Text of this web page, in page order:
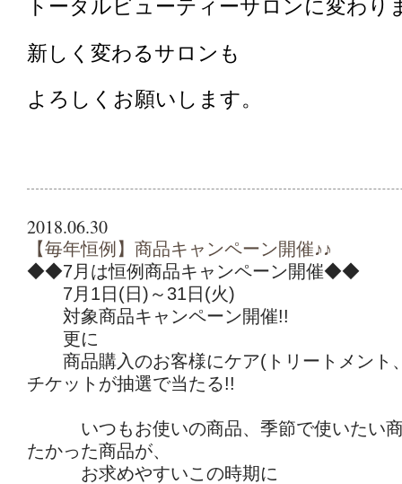
トータルビューティーサロンに変わり
新しく変わるサロンも
よろしくお願いします。
2018.06.30
【毎年恒例】商品キャンペーン開催♪♪
◆◆7月は恒例商品キャンペーン開催◆◆
7月1日(日)～31日(火)
対象商品キャンペーン開催!!
更に
商品購入のお客様にケア(トリートメント
チケットが抽選で当たる!!
いつもお使いの商品、季節で使いたい商
たかった商品が、
お求めやすいこの時期に